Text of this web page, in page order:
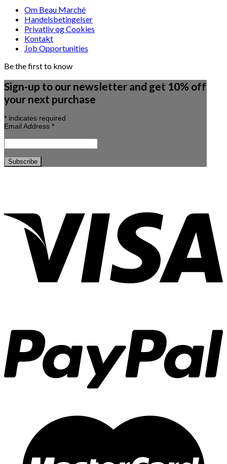
Om Beau Marché
Handelsbetingelser
Privatliv og Cookies
Kontakt
Job Opportunities
Be the first to know
Sign-up to our newsletter and get 10% off
your next purchase
* indicates required
Email Address *